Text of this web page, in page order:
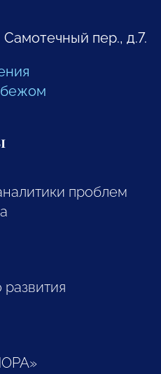
Самотечный пер., д.7.
проблем